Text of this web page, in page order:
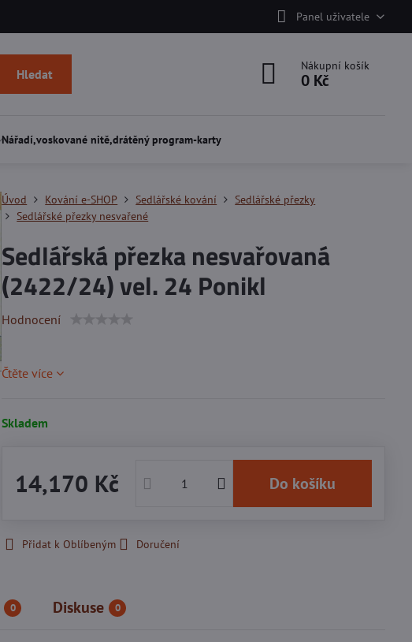
Panel uživatele
Hledat
Nákupní košík
0 Kč
Nářadí,voskované nitě,drátěný program-karty
Úvod Kování e-SHOP Sedlářské kování
Sedlářské přezky
Sedlářské přezky nesvařené
Sedlářská přezka nesvařovaná
(2422/24) vel. 24 Ponikl
Hodnocení
Čtěte více
Skladem
14,170 Kč Do košíku
Přidat k Oblíbeným Doručení
0 Diskuse 0